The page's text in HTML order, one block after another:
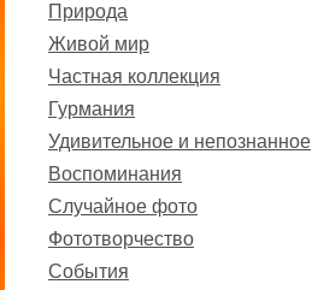
Природа
Живой мир
Частная коллекция
Гурмания
Удивительное и непознанное
Воспоминания
Случайное фото
Фототворчество
События